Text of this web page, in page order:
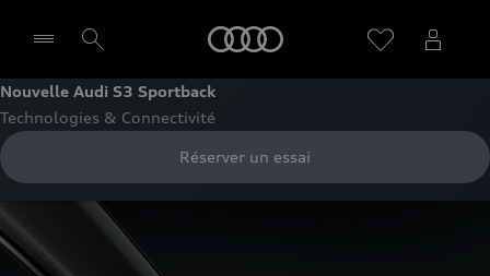
Sélectionner un Partenaire
Nouvelle Audi S3 Sportback
Technologies & Connectivité
Réserver un essai